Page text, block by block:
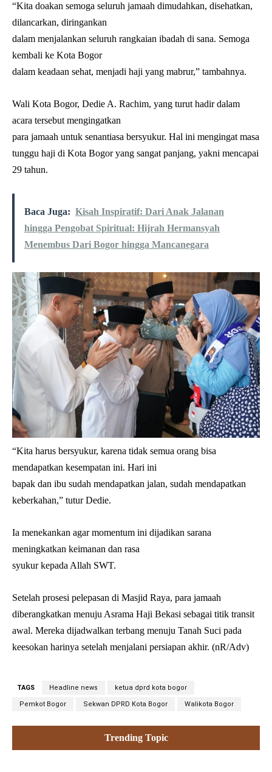
“Kita doakan semoga seluruh jamaah dimudahkan, disehatkan,
dilancarkan, diringankan
dalam menjalankan seluruh rangkaian ibadah di sana. Semoga
kembali ke Kota Bogor
dalam keadaan sehat, menjadi haji yang mabrur,” tambahnya.
Wali Kota Bogor, Dedie A. Rachim, yang turut hadir dalam
acara tersebut mengingatkan
para jamaah untuk senantiasa bersyukur. Hal ini mengingat masa
tunggu haji di Kota Bogor yang sangat panjang, yakni mencapai
29 tahun.
Baca Juga: Kisah Inspiratif: Dari Anak Jalanan
hingga Pengobat Spiritual: Hijrah Hermansyah
Menembus Dari Bogor hingga Mancanegara
“Kita harus bersyukur, karena tidak semua orang bisa
mendapatkan kesempatan ini. Hari ini
bapak dan ibu sudah mendapatkan jalan, sudah mendapatkan
keberkahan,” tutur Dedie.
Ia menekankan agar momentum ini dijadikan sarana
meningkatkan keimanan dan rasa
syukur kepada Allah SWT.
Setelah prosesi pelepasan di Masjid Raya, para jamaah
diberangkatkan menuju Asrama Haji Bekasi sebagai titik transit
awal. Mereka dijadwalkan terbang menuju Tanah Suci pada
keesokan harinya setelah menjalani persiapan akhir. (nR/Adv)
TAGS Headline news ketua dprd kota bogor
Pemkot Bogor Sekwan DPRD Kota Bogor Walikota Bogor
Trending Topic